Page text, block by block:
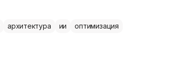
архитектура ии оптимизация